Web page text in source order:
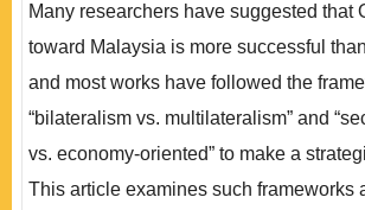
Many researchers have suggested that
toward Malaysia is more successful
and most works have followed the
“bilateralism vs. multilateralism” and
vs. economy-oriented” to make a
This article examines such frameworks